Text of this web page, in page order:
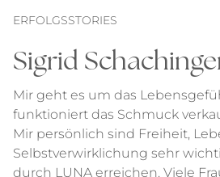
ERFOLGSSTORIES
Sigrid
Mir geht es um das
funktioniert das Schmuck
Mir persönlich sind Freiheit,
Selbstverwirklichung sehr
durch LUNA erreichen. Viele